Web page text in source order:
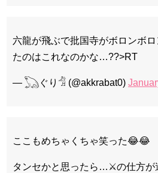
六龍が飛ぶで批国寺がボロンボ
たのはこれなのかな…??>RT
— 𓆏ぐり𓀦 (@akkrabat0)
ここもめちゃくちゃ笑った😂😂
タンセかと思ったら…⚔の仕方が